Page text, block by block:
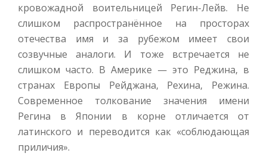
кровожадной воительницей Регин-Лейв. Не
слишком распространённое на просторах
отечества имя и за рубежом имеет свои
созвучные аналоги. И тоже встречается не
слишком часто. В Америке — это Реджина, в
странах Европы Рейджана, Рехина, Режина.
Современное толкование значения имени
Регина в Японии в корне отличается от
латинского и переводится как «соблюдающая
приличия».